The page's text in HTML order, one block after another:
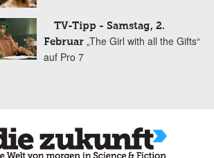
TV-Tipp - Samstag, 2.
Februar „The Girl with all the Gifts“
auf Pro 7